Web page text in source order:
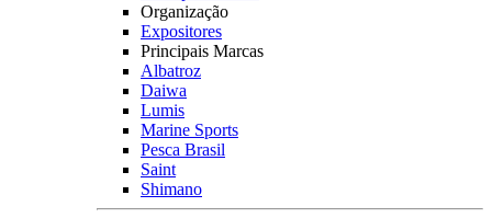
Organização
Expositores
Principais Marcas
Albatroz
Daiwa
Lumis
Marine Sports
Pesca Brasil
Saint
Shimano